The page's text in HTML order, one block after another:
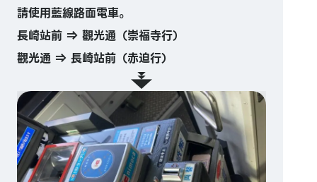
請使用藍線路面電車。
長崎站前 ⇒ 觀光通（崇福寺行）
觀光通 ⇒ 長崎站前（赤迫行）